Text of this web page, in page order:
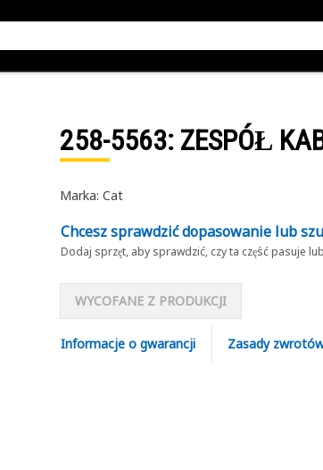
258-5563: ZESPÓŁ
Marka: Cat
Chcesz sprawdzić dopasowanie lub
Dodaj sprzęt, aby sprawdzić, czy ta część pasuje
WYCOFANE Z PRODUKCJI
Informacje o gwarancji Zasady